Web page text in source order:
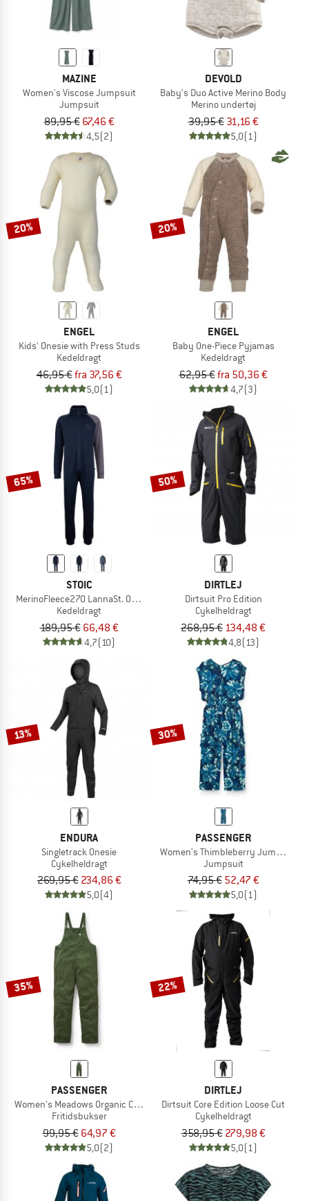
MAZINE
Women's Viscose Jumpsuit
Jumpsuit
89,95 € 67,46 €
4,5(2)
DEVOLD
Baby's Duo Active Merino Body
Merino undertøj
39,95 € 31,16 €
5,0(1)
20%
ENGEL
Kids' Onesie with Press Studs
Kedeldragt
46,95 €fra 37,56 €
5,0(1)
20%
ENGEL
Baby One-Piece Pyjamas
Kedeldragt
62,95 €fra 50,36 €
4,7(3)
65%
STOIC
MerinoFleece270 LannaSt. One Suit
Kedeldragt
189,95 € 66,48 €
4,7(10)
50%
DIRTLEJ
Dirtsuit Pro Edition
Cykelheldragt
268,95 € 134,48 €
4,8(13)
13%
ENDURA
Singletrack Onesie
Cykelheldragt
269,95 € 234,86 €
5,0(4)
30%
PASSENGER
Women's Thimbleberry Jumpsuit
Jumpsuit
74,95 € 52,47 €
5,0(1)
35%
PASSENGER
Women's Meadows Organic Cotton Corduroy Dungarees
Fritidsbukser
99,95 € 64,97 €
5,0(2)
22%
DIRTLEJ
Dirtsuit Core Edition Loose Cut
Cykelheldragt
358,95 € 279,98 €
5,0(1)